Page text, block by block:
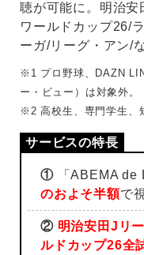
聴が可能に。明治
ワールドカップ26/
ーガ/リーグ・アン/
※1 プロ野球、DAZN
ー・ビュー）は対象外。
※2 高校生、専門学生、
①「ABEMA de
のおよそ半額で
② 明治安田Jリ
ルドカップ26全